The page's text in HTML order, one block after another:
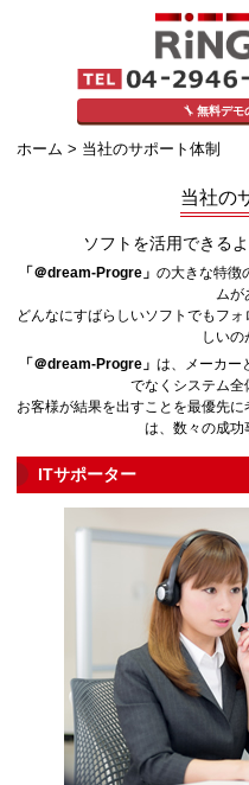
無料デモ
ホーム > 当社のサポート体制
当社の
ソフトを活用できる
「＠dream-Progre」 の大きな特徴
ムが
どんなにすばらしいソフトでもフ
しいの
「＠dream-Progre」 は、メーカー
でなくシステム全
お客様が結果を出すことを最優先
は、数々の成功
ITサポーター